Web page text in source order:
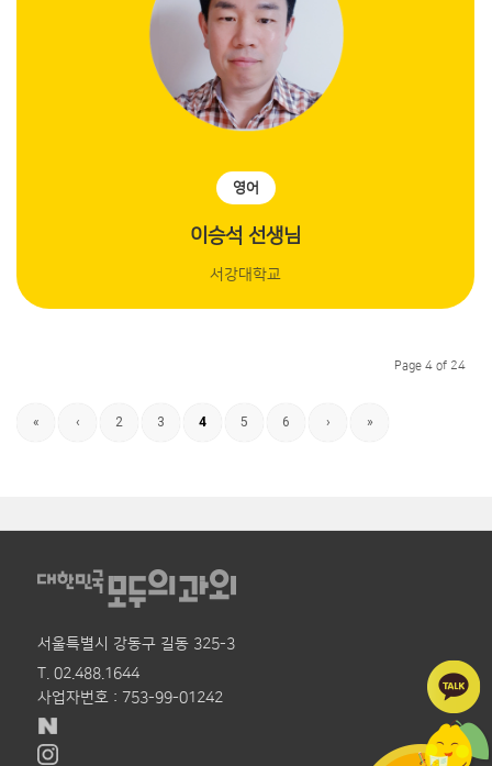
영어
이승석 선생님
서강대학교
Page 4 of 24
« ‹ 2 3 4 5 6 › »
서울특별시 강동구 길동 325-3
T. 02.488.1644
사업자번호 : 753-99-01242